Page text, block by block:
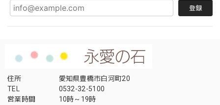
登録
住所
愛知県豊橋市白河町20
TEL
0532-32-5100
営業時間
10時～19時